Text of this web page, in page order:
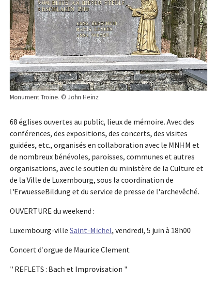
Monument Troine. © John Heinz
68 églises ouvertes au public, lieux de mémoire. Avec des
conférences, des expositions, des concerts, des visites
guidées, etc., organisés en collaboration avec le MNHM et
de nombreux bénévoles, paroisses, communes et autres
organisations, avec le soutien du ministère de la Culture et
de la Ville de Luxembourg, sous la coordination de
l'ErwuesseBildung et du service de presse de l'archevêché.
OUVERTURE du weekend :
Luxembourg-ville Saint-Michel, vendredi, 5 juin à 18h00
Concert d'orgue de Maurice Clement
" REFLETS : Bach et Improvisation "